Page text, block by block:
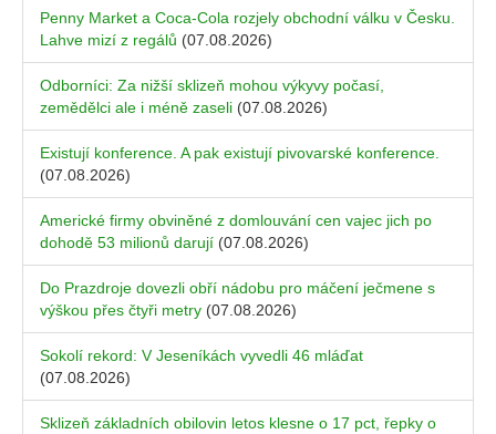
Penny Market a Coca-Cola rozjely obchodní válku v Česku.
Lahve mizí z regálů (07.08.2026)
Odborníci: Za nižší sklizeň mohou výkyvy počasí,
zemědělci ale i méně zaseli (07.08.2026)
Existují konference. A pak existují pivovarské konference.
(07.08.2026)
Americké firmy obviněné z domlouvání cen vajec jich po
dohodě 53 milionů darují (07.08.2026)
Do Prazdroje dovezli obří nádobu pro máčení ječmene s
výškou přes čtyři metry (07.08.2026)
Sokolí rekord: V Jeseníkách vyvedli 46 mláďat
(07.08.2026)
Sklizeň základních obilovin letos klesne o 17 pct, řepky o